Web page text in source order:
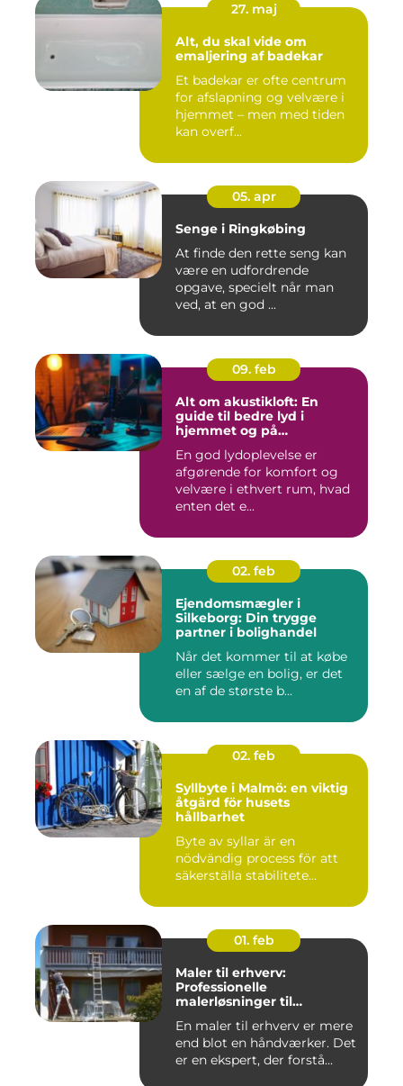
27. maj
Alt, du skal vide om
emaljering af badekar
Et badekar er ofte centrum
for afslapning og velvære i
hjemmet – men med tiden
kan overf...
05. apr
Senge i Ringkøbing
At finde den rette seng kan
være en udfordrende
opgave, specielt når man
ved, at en god ...
09. feb
Alt om akustikloft: En
guide til bedre lyd i
hjemmet og på
En god lydoplevelse er
afgørende for komfort og
velvære i ethvert rum, hvad
enten det e...
02. feb
Ejendomsmægler i
Silkeborg: Din trygge
partner i bolighandel
Når det kommer til at købe
eller sælge en bolig, er det
en af de største b...
02. feb
Syllbyte i Malmö: en viktig
åtgärd för husets
hållbarhet
Byte av syllar är en
nödvändig process för att
säkerställa stabilitete...
01. feb
Maler til erhverv:
Professionelle
malerløsninger til
En maler til erhverv er mere
end blot en håndværker. Det
er en ekspert, der forstå...